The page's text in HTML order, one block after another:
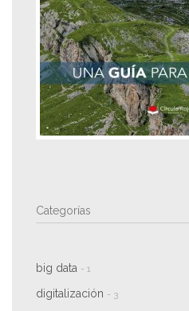
Categorías
big data - 1
digitalización - 3